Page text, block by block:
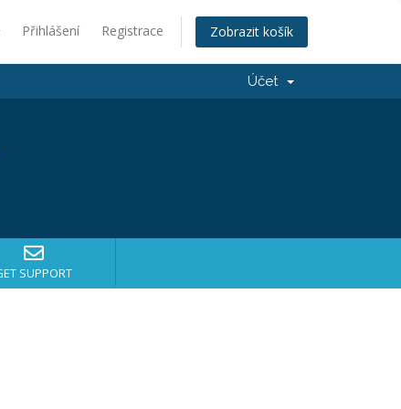
Přihlášení Registrace Zobrazit košík
Účet
SUPPORT